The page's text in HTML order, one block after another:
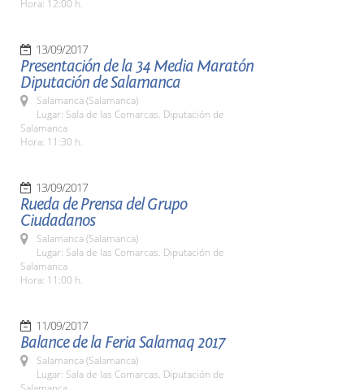
Hora: 12:00 h.
13/09/2017
Presentación de la 34 Media Maratón
Diputación de Salamanca
Salamanca (Salamanca)
Lugar: Sala de las Comarcas. Diputación de
Salamanca
Hora: 11:30 h.
13/09/2017
Rueda de Prensa del Grupo
Ciudadanos
Salamanca (Salamanca)
Lugar: Sala de las Comarcas. Diputación de
Salamanca
Hora: 11:00 h.
11/09/2017
Balance de la Feria Salamaq 2017
Salamanca (Salamanca)
Lugar: Sala de las Comarcas. Diputación de